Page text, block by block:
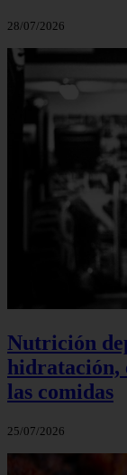
28/07/2026
Nutrición
hidratación,
las comidas
25/07/2026